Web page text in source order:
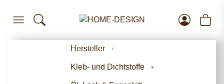
Hersteller
Kleb- und Dichtstoffe